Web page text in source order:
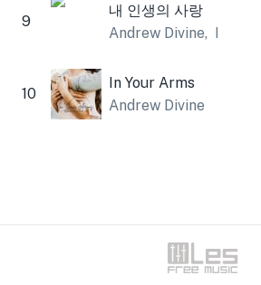
9
내 인생의 사랑
Andrew Divine, Lesfm
10
In Your Arms
Andrew Divine